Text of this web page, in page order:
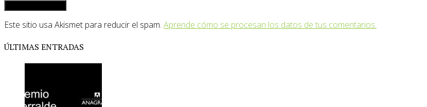
Este sitio usa Akismet para reducir el spam. Aprende cómo se procesan los datos de tus comentarios.
ÚLTIMAS ENTRADAS